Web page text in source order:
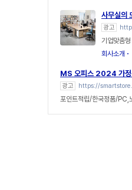
사무실의
광고
기업맞춤
회사소개
MS 오피스 2024 가정
광고 https://
포인트적립/한국정품/PC,